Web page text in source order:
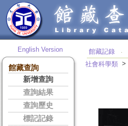
English Version
館藏查詢
新增查詢
查詢結果
查詢歷史
標記記錄
館藏記錄 ‧
社會科學類 >